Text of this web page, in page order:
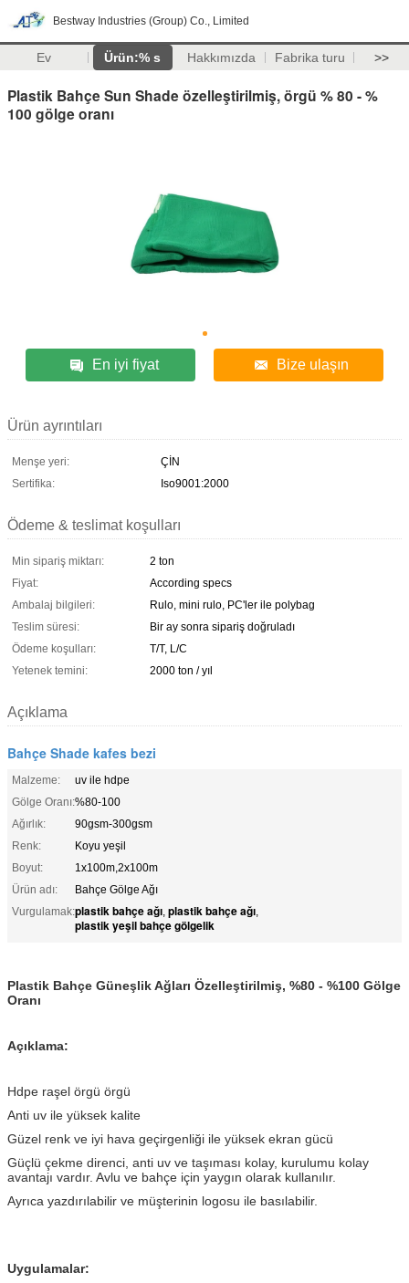
Bestway Industries (Group) Co., Limited
Ev Ürün:% s Hakkımızda Fabrika turu >>
Plastik Bahçe Sun Shade özelleştirilmiş, örgü % 80 - %
100 gölge oranı
En iyi fiyat Bize ulaşın
Ürün ayrıntıları
Menşe yeri:
ÇİN
Sertifika:
Iso9001:2000
Ödeme & teslimat koşulları
Min sipariş miktarı:
2 ton
Fiyat:
According specs
Ambalaj bilgileri:
Rulo, mini rulo, PC'ler ile polybag
Teslim süresi:
Bir ay sonra sipariş doğruladı
Ödeme koşulları:
T/T, L/C
Yetenek temini:
2000 ton / yıl
Açıklama
Bahçe Shade kafes bezi
Malzeme:
uv ile hdpe
Gölge Oranı:%80-100
Ağırlık:
90gsm-300gsm
Renk:
Koyu yeşil
Boyut:
1x100m,2x100m
Ürün adı:
Bahçe Gölge Ağı
Vurgulamak:plastik bahçe ağı, plastik bahçe ağı,
plastik yeşil bahçe gölgelik
Plastik Bahçe Güneşlik Ağları Özelleştirilmiş, %80 - %100 Gölge
Oranı
Açıklama:
Hdpe raşel örgü örgü
Anti uv ile yüksek kalite
Güzel renk ve iyi hava geçirgenliği ile yüksek ekran gücü
Güçlü çekme direnci, anti uv ve taşıması kolay, kurulumu kolay
avantajı vardır. Avlu ve bahçe için yaygın olarak kullanılır.
Ayrıca yazdırılabilir ve müşterinin logosu ile basılabilir.
Uygulamalar: